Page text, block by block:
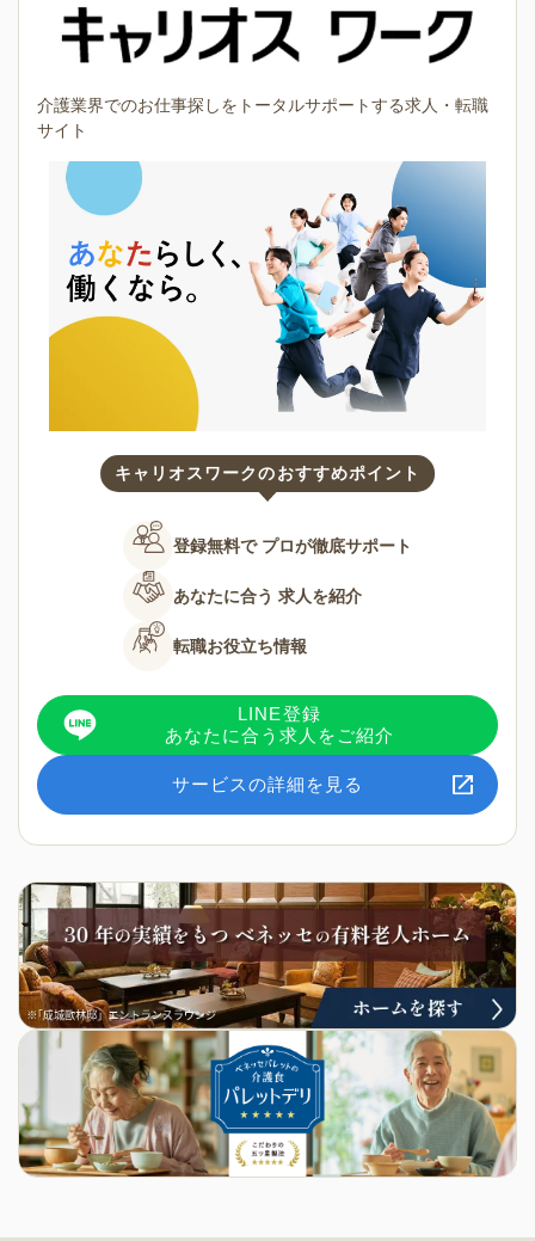
介護業界でのお仕事探しをトータルサポートする求人・転職
サイト
キャリオスワークのおすすめポイント
登録無料で プロが徹底サポート
あなたに合う 求人を紹介
転職お役立ち情報
LINE登録
あなたに合う求人をご紹介
サービスの詳細を見る